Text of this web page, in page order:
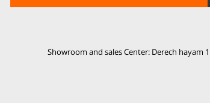
Showroom and sales Center: Derech hayam